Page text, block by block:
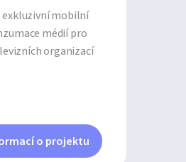
exkluzivní mobilní
médií pro
organizací
o projektu